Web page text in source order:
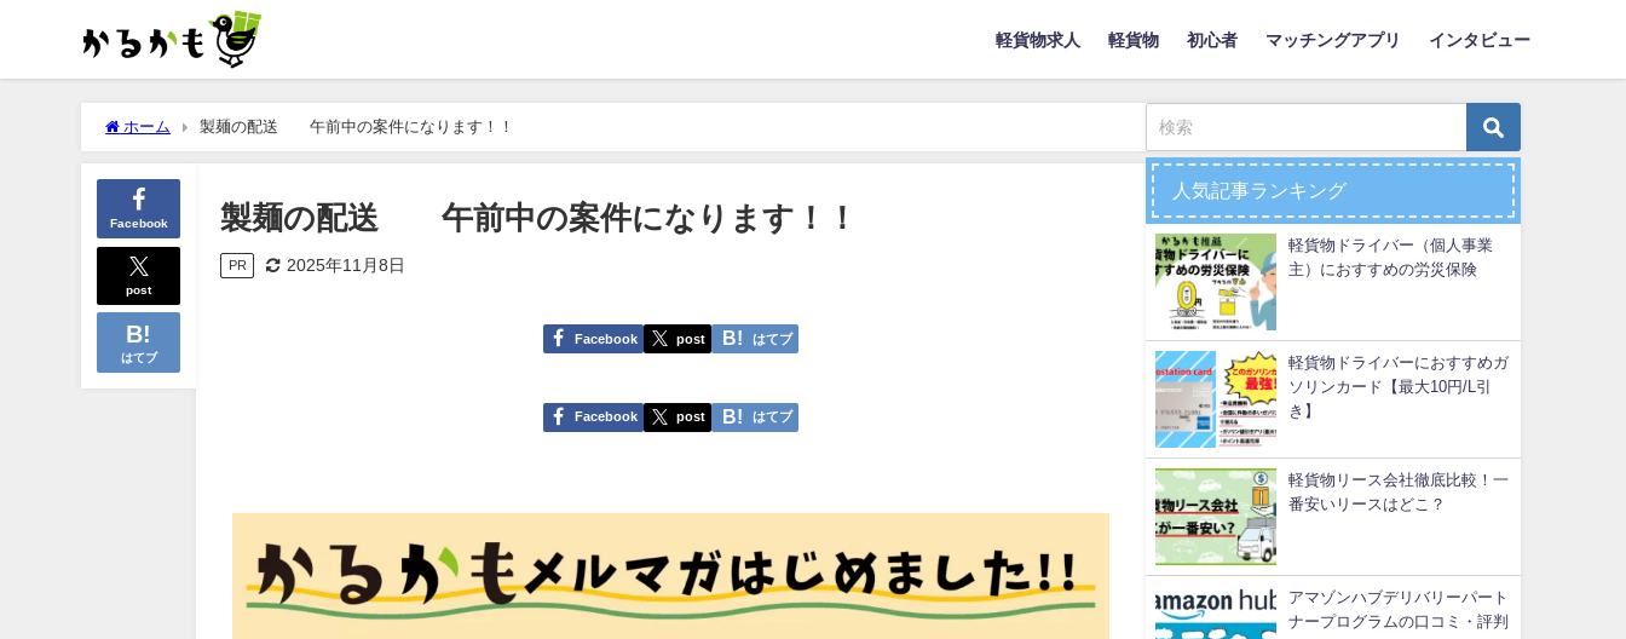
軽貨物求人 軽貨物 初心者 マッチングアプリ インタビュー
ホーム 製麺の配送 午前中の案件になります！！
Facebook
post
はてブ
製麺の配送 午前中の案件になります！！
PR 2025年11月8日
Facebook post はてブ
Facebook post はてブ
人気記事ランキング
軽貨物ドライバー（個人事業
主）におすすめの労災保険
軽貨物ドライバーにおすすめガ
ソリンカード【最大10円/L引
き】
軽貨物リース会社徹底比較！一
番安いリースはどこ？
アマゾンハブデリバリーパート
ナープログラムの口コミ・評判